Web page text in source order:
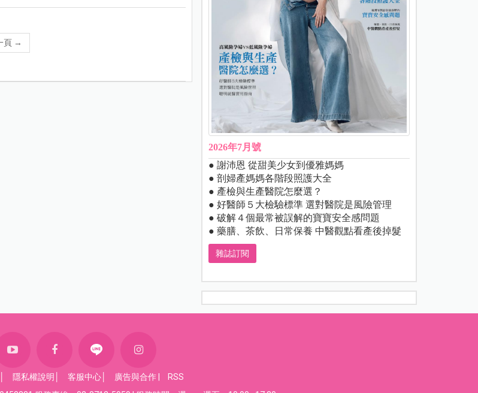
頁 →
2026年7月號
● 謝沛恩 從甜美少女到優雅媽媽
● 剖婦產媽媽各階段照護大全
● 產檢與生產醫院怎麼選？
● 好醫師５大檢驗標準 選對醫院是風險管理
● 破解４個最常被誤解的寶寶安全感問題
● 藥膳、茶飲、日常保養 中醫觀點看產後掉髮
雜誌訂閱
隱私權說明 客服中心 廣告與合作
RSS